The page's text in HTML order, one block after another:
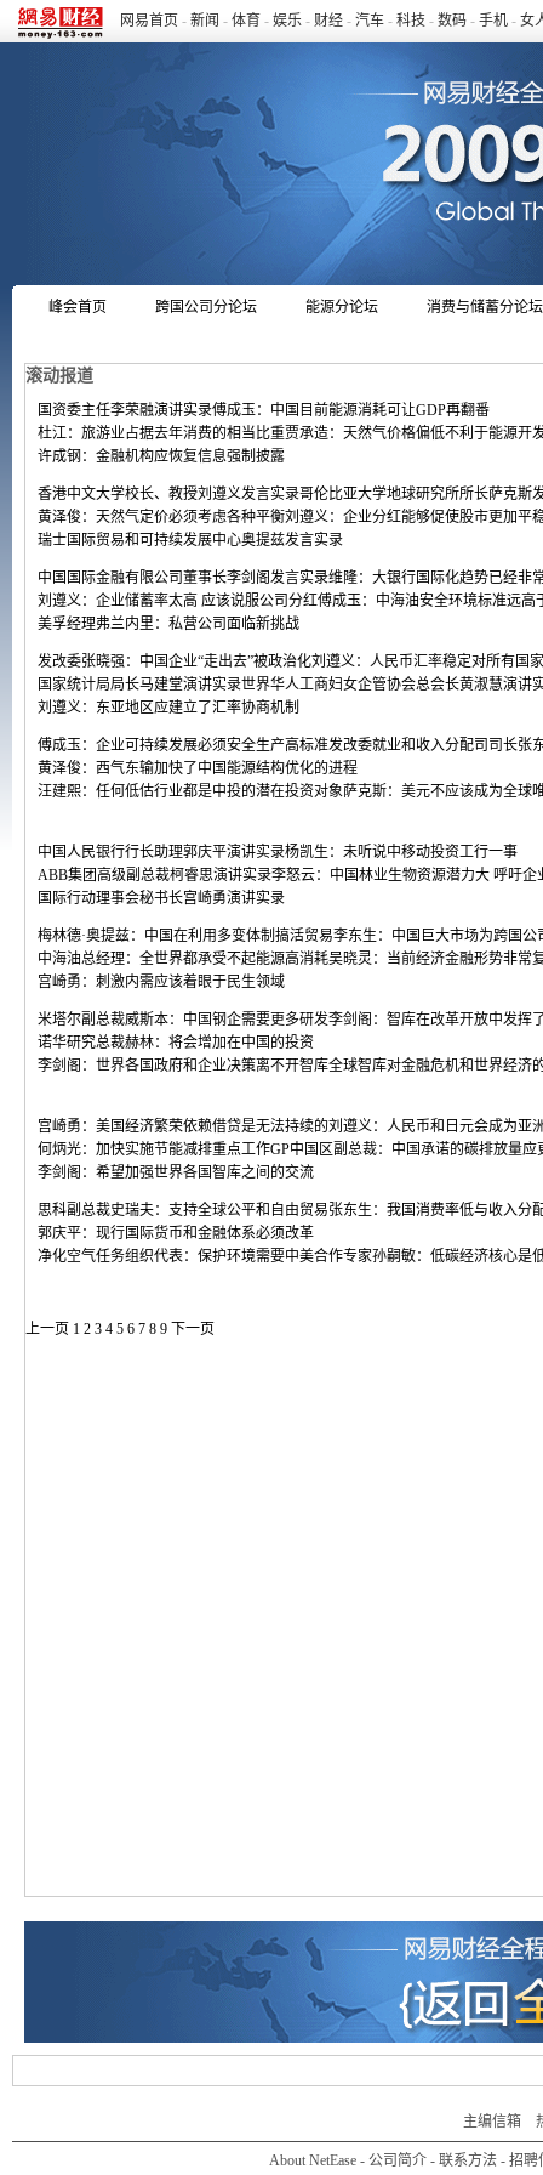
网易首页 - 新闻 - 体育 - 娱乐 - 财经 - 汽车 - 科技 - 数码 - 手机 - 女
峰会首页 跨国公司分论坛 能源分论坛
消费与储蓄分论坛
滚动报道
国资委主任李荣融演讲实录傅成玉：中国目前能源消耗可让GDP再翻番
杜江：旅游业占据去年消费的相当比重贾承造：天然气价格偏低不利于能源开
许成钢：金融机构应恢复信息强制披露
香港中文大学校长、教授刘遵义发言实录哥伦比亚大学地球研究所所长萨克斯
黄泽俊：天然气定价必须考虑各种平衡刘遵义：企业分红能够促使股市更加平
瑞士国际贸易和可持续发展中心奥提兹发言实录
中国国际金融有限公司董事长李剑阁发言实录维隆：大银行国际化趋势已经非
刘遵义：企业储蓄率太高 应该说服公司分红傅成玉：中海油安全环境标准远高
美孚经理弗兰内里：私营公司面临新挑战
发改委张晓强：中国企业“走出去”被政治化刘遵义：人民币汇率稳定对所有国
国家统计局局长马建堂演讲实录世界华人工商妇女企管协会总会长黄淑慧演讲
刘遵义：东亚地区应建立了汇率协商机制
傅成玉：企业可持续发展必须安全生产高标准发改委就业和收入分配司司长张
黄泽俊：西气东输加快了中国能源结构优化的进程
汪建熙：任何低估行业都是中投的潜在投资对象萨克斯：美元不应该成为全球
中国人民银行行长助理郭庆平演讲实录杨凯生：未听说中移动投资工行一事
ABB集团高级副总裁柯睿思演讲实录李怒云：中国林业生物资源潜力大 呼吁企
国际行动理事会秘书长宫崎勇演讲实录
梅林德·奥提兹：中国在利用多变体制搞活贸易李东生：中国巨大市场为跨国公
中海油总经理：全世界都承受不起能源高消耗吴晓灵：当前经济金融形势非常
宫崎勇：刺激内需应该着眼于民生领域
米塔尔副总裁威斯本：中国钢企需要更多研发李剑阁：智库在改革开放中发挥
诺华研究总裁赫林：将会增加在中国的投资
李剑阁：世界各国政府和企业决策离不开智库全球智库对金融危机和世界经济
宫崎勇：美国经济繁荣依赖借贷是无法持续的刘遵义：人民币和日元会成为亚
何炳光：加快实施节能减排重点工作GP中国区副总裁：中国承诺的碳排放量应
李剑阁：希望加强世界各国智库之间的交流
思科副总裁史瑞夫：支持全球公平和自由贸易张东生：我国消费率低与收入分
郭庆平：现行国际货币和金融体系必须改革
净化空气任务组织代表：保护环境需要中美合作专家孙嗣敏：低碳经济核心是
上一页 1 2 3 4 5 6 7 8 9 下一页
主编信箱
About NetEase - 公司简介 - 联系方法 - 招聘